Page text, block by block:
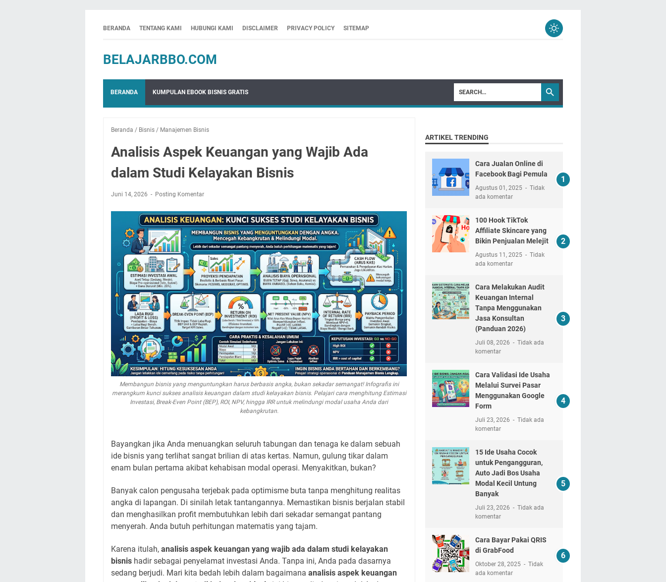
BERANDA TENTANG KAMI HUBUNGI KAMI DISCLAIMER PRIVACY POLICY SITEMAP
BELAJARBBO.COM
BERANDA KUMPULAN EBOOK BISNIS GRATIS
Beranda / Bisnis / Manajemen Bisnis
Analisis Aspek Keuangan yang Wajib Ada
dalam Studi Kelayakan Bisnis
Juni 14, 2026 Posting Komentar
Membangun bisnis yang menguntungkan harus berbasis angka, bukan sekadar semangat! Infografis ini
merangkum kunci sukses analisis keuangan dalam studi kelayakan bisnis. Pelajari cara menghitung Estimasi
Investasi, Break-Even Point (BEP), ROI, NPV, hingga IRR untuk melindungi modal usaha Anda dari
kebangkrutan.
Bayangkan jika Anda menuangkan seluruh tabungan dan tenaga ke dalam sebuah
ide bisnis yang terlihat sangat brilian di atas kertas. Namun, gulung tikar dalam
enam bulan pertama akibat kehabisan modal operasi. Menyakitkan, bukan?
Banyak calon pengusaha terjebak pada optimisme buta tanpa menghitung realitas
angka di lapangan. Di sinilah letak tantangannya. Memastikan bisnis berjalan stabil
dan menghasilkan profit membutuhkan lebih dari sekadar semangat pantang
menyerah. Anda butuh perhitungan matematis yang tajam.
Karena itulah, analisis aspek keuangan yang wajib ada dalam studi kelayakan
bisnis hadir sebagai penyelamat investasi Anda. Tanpa ini, Anda pada dasarnya
sedang berjudi. Mari kita bedah lebih dalam bagaimana analisis aspek keuangan
ARTIKEL TRENDING
Cara Jualan Online di
Facebook Bagi Pemula
Agustus 01, 2025
Tidak
ada komentar
100 Hook TikTok
Affiliate Skincare yang
Bikin Penjualan Melejit
Agustus 11, 2025
Tidak
ada komentar
Cara Melakukan Audit
Keuangan Internal
Tanpa Menggunakan
Jasa Konsultan
(Panduan 2026)
Juli 08, 2026
Tidak ada
komentar
Cara Validasi Ide Usaha
Melalui Survei Pasar
Menggunakan Google
Form
Juli 23, 2026
Tidak ada
komentar
15 Ide Usaha Cocok
untuk Pengangguran,
Auto Jadi Bos Usaha
Modal Kecil Untung
Banyak
Juli 23, 2026
Tidak ada
komentar
Cara Bayar Pakai QRIS
di GrabFood
Oktober 28, 2025
Tidak
ada komentar